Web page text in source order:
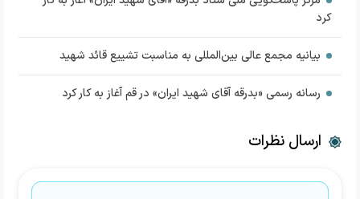
کرد
بیانیه مجمع عالی بین‌المللی به مناسبت تشییع قائد شهید
رسانه رسمی «بدرقه آقای شهید ایران» در قم آغاز به کار کرد
ارسال نظرات